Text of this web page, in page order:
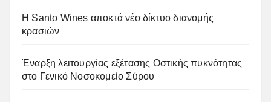
Η Santo Wines αποκτά νέο δίκτυο διανομής
κρασιών
Έναρξη λειτουργίας εξέτασης Οστικής πυκνότητας
στο Γενικό Νοσοκομείο Σύρου